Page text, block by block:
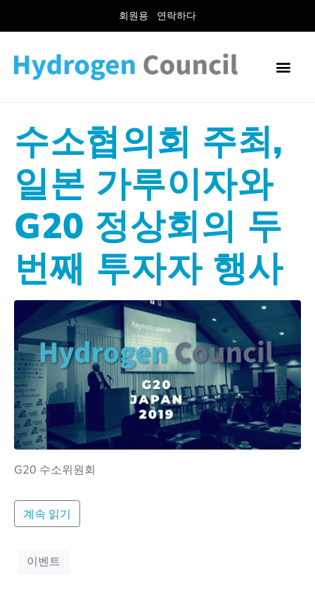
회원용 연락하다
수소협의회 주최,
일본 가루이자와
G20 정상회의 두
번째 투자자 행사
G20 수소위원회
계속 읽기
이벤트